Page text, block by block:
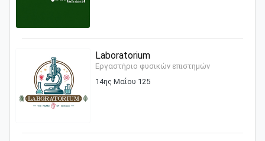
Laboratorium
Εργαστήριο φυσικών επιστημών
14ης Μαΐου 125